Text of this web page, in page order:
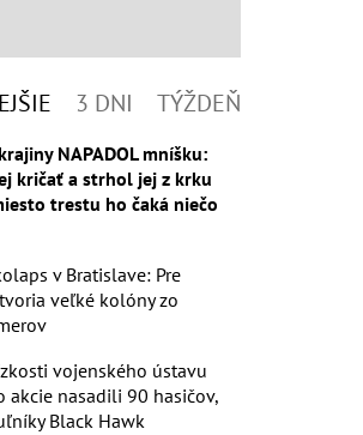
3 DNI TÝŽDEŇ
NAPADOL mníšku:
kričať a strhol jej z krku
trestu ho čaká niečo
v Bratislave: Pre
veľké kolóny zo
vojenského ústavu
akcie nasadili 90 hasičov,
Black Hawk